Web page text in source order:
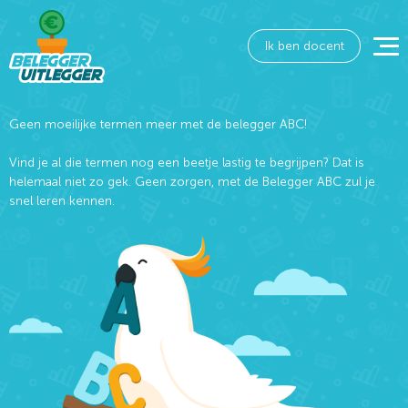
Ik ben docent
Geen moeilijke termen meer met de belegger ABC!
Vind je al die termen nog een beetje lastig te begrijpen? Dat is
helemaal niet zo gek. Geen zorgen, met de Belegger ABC zul je
snel leren kennen.
Wat wil je opzoeken?